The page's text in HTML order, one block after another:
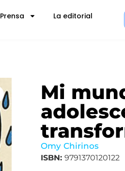
Prensa La editorial
Mi
Omy Chirinos
ISBN: 9791370120122